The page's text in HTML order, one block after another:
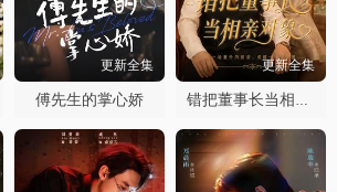
更新全集
傅先生的掌心娇
更新全集
错把董事长当相亲对象